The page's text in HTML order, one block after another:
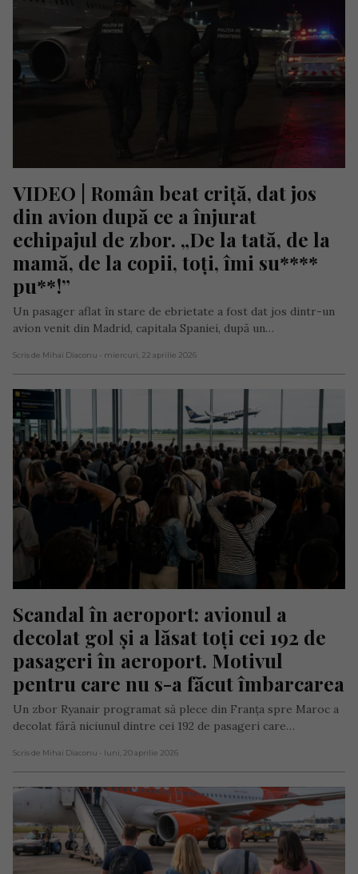
VIDEO | Român beat criță, dat jos
din avion după ce a înjurat
echipajul de zbor. „De la tată, de la
mamă, de la copii, toți, îmi su****
pu**!”
Un pasager aflat în stare de ebrietate a fost dat jos dintr-un
avion venit din Madrid, capitala Spaniei, după un…
Scris de Mihai Diaconu - miercuri, 22 aprilie 2026
Scandal în aeroport: avionul a
decolat gol și a lăsat toți cei 192 de
pasageri în aeroport. Motivul
pentru care nu s-a făcut îmbarcarea
Un zbor Ryanair programat să plece din Franța spre Maroc a
decolat fără niciunul dintre cei 192 de pasageri care…
Scris de Mihai Diaconu - luni, 20 aprilie 2026